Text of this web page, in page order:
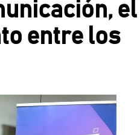
el
entre los